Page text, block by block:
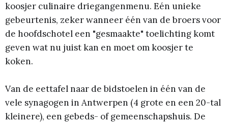
koosjer culinaire driegangenmenu. Eén unieke
gebeurtenis, zeker wanneer één van de broers voor
de hoofdschotel een "gesmaakte" toelichting komt
geven wat nu juist kan en moet om koosjer te
koken.
Van de eettafel naar de bidstoelen in één van de
vele synagogen in Antwerpen (4 grote en een 20-tal
kleinere), een gebeds- of gemeenschapshuis. De